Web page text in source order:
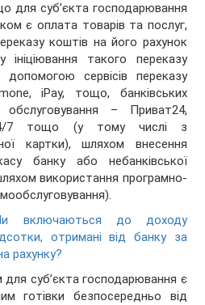
для суб’єкта господарювання
є оплата товарів та послуг,
коштів на його рахунок
такого переказу
сервісів переказу
iPay, тощо, банківських
обслуговування – Приват24,
7 тощо (у тому числі з
картки), шляхом внесення
банку або небанківської
використання програмно-
включаються до доходу
отримані від банку за
рахунку?
для суб’єкта господарювання є
готівки безпосередньо від